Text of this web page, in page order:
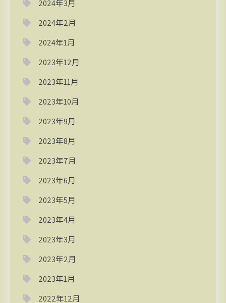
2024年3月
2024年2月
2024年1月
2023年12月
2023年11月
2023年10月
2023年9月
2023年8月
2023年7月
2023年6月
2023年5月
2023年4月
2023年3月
2023年2月
2023年1月
2022年12月